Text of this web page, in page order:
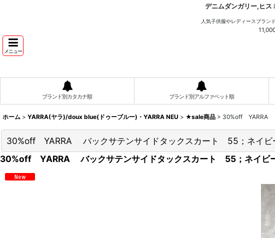
デニムダンガリー,ヒス
人気子供服やレディースブラン
メニュー
ブランド別カタカナ順 ブランド別アルファベット順
ホーム > YARRA(ヤラ)/doux blue(ドゥーブルー)・YARRA NEU > ★sale商品 > 30%off YARRA
30%off YARRA バックサテンサイドタックスカート 55；ネイ
30%off YARRA バックサテンサイドタックスカート 55；ネイビ